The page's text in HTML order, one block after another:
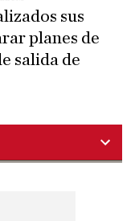
sus
planes de
salida de